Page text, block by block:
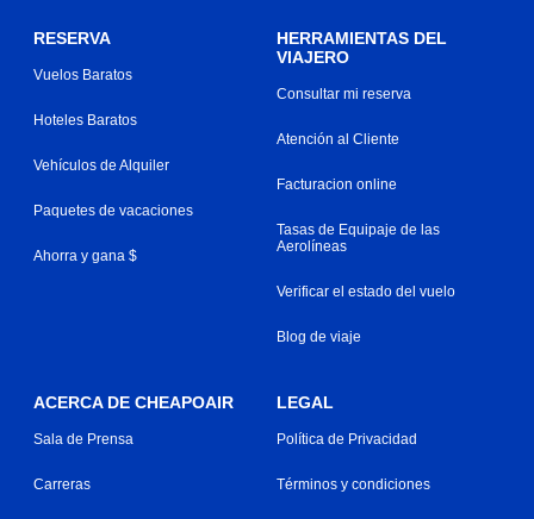
RESERVA
Vuelos Baratos
Hoteles Baratos
Vehículos de Alquiler
Paquetes de vacaciones
Ahorra y gana $
HERRAMIENTAS DEL
VIAJERO
Consultar mi reserva
Atención al Cliente
Facturacion online
Tasas de Equipaje de las
Aerolíneas
Verificar el estado del vuelo
Blog de viaje
ACERCA DE CHEAPOAIR
Sala de Prensa
Carreras
LEGAL
Política de Privacidad
Términos y condiciones